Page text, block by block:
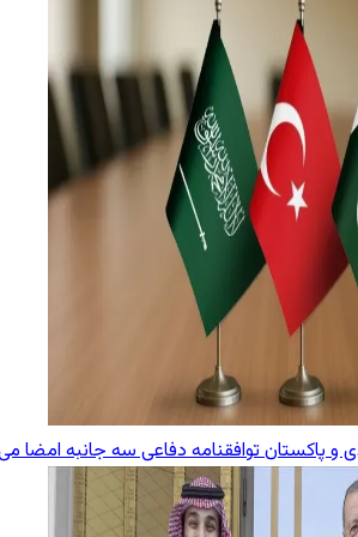
و پاکستان توافقنامه دفاعی سه جانبه امضا